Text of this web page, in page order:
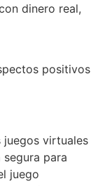
dinero real,
positivos
juegos virtuales
para
juego